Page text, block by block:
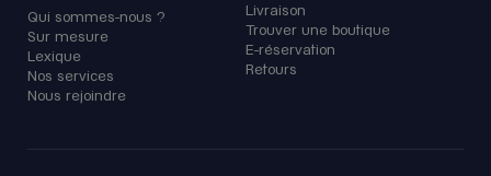
Qui sommes-nous ?
Sur mesure
Lexique
Nos services
Nous rejoindre
Livraison
Trouver une boutique
E-réservation
Retours